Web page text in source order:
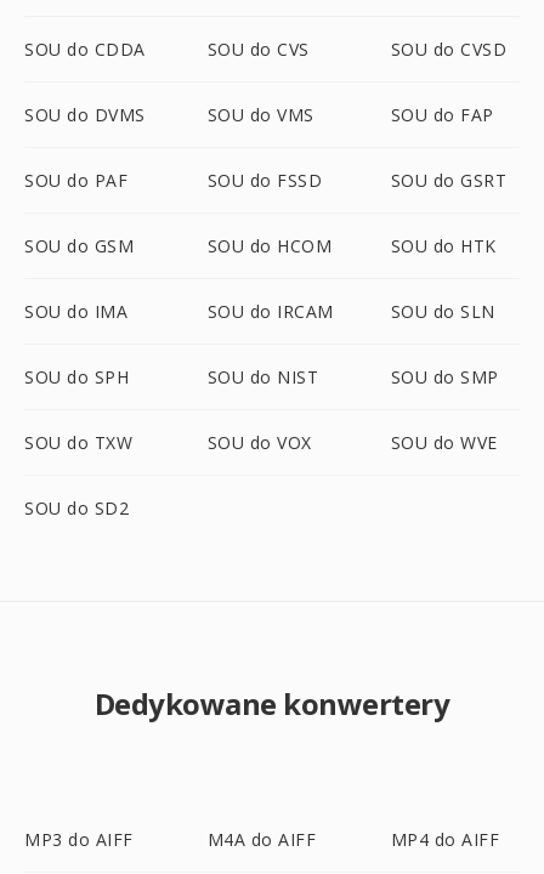
SOU do CDDA SOU do CVS SOU do CVSD
SOU do DVMS SOU do VMS SOU do FAP
SOU do PAF SOU do FSSD SOU do GSRT
SOU do GSM SOU do HCOM SOU do HTK
SOU do IMA SOU do IRCAM SOU do SLN
SOU do SPH SOU do NIST SOU do SMP
SOU do TXW SOU do VOX SOU do WVE
SOU do SD2
Dedykowane konwertery
MP3 do AIFF M4A do AIFF MP4 do AIFF